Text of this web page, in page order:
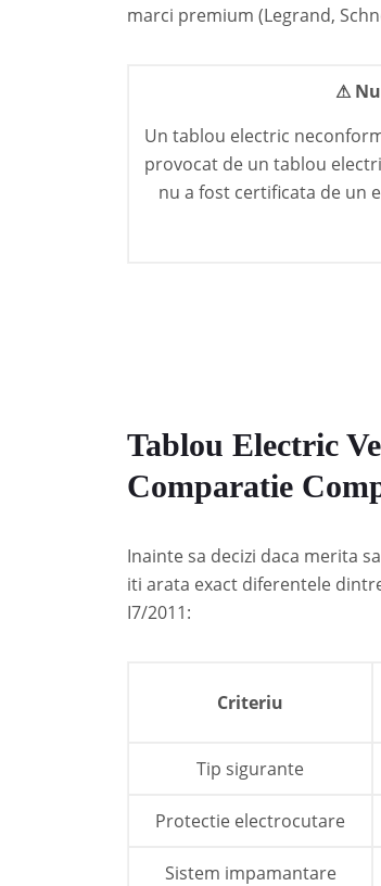
marci premium (Legrand,
⚠
Un tablou electric
provocat de un tablou
nu a fost certificata de un
Tablou Electric
Comparatie
Inainte sa decizi daca merita
iti arata exact diferentele
I7/2011:
Criteriu
Tip sigurante
Protectie electrocutare
Sistem impamantare